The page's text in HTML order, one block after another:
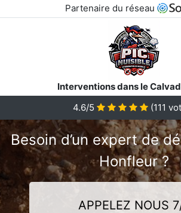
Partenaire du réseau
Interventions dans le
4.6/5
(111
Besoin d’un expert de
Honfleur ?
APPELEZ NOUS